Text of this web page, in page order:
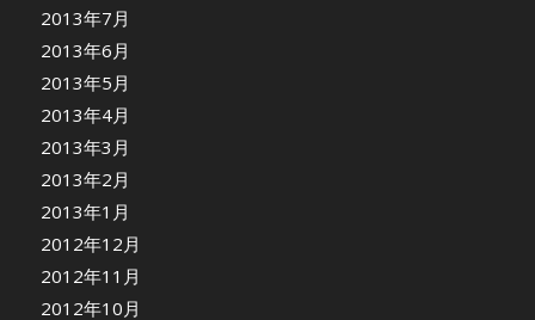
2013年7月
2013年6月
2013年5月
2013年4月
2013年3月
2013年2月
2013年1月
2012年12月
2012年11月
2012年10月